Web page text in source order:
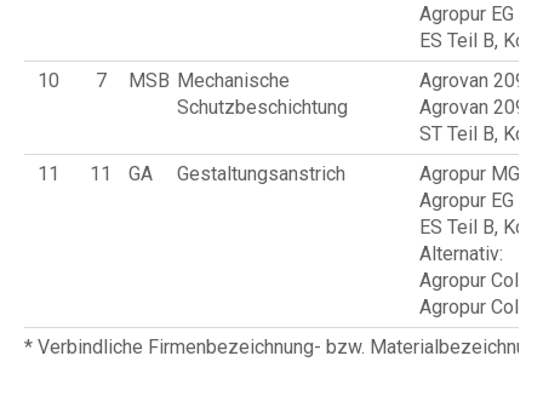
Agropur EG
ES Teil B,
10
7 MSB Mechanische
Schutzbeschichtung
Agrovan 209
Agrovan 209
ST Teil B,
11
11 GA Gestaltungsanstrich
Agropur MG –
Agropur EG
ES Teil B,
Alternativ:
Agropur Color
Agropur Color
* Verbindliche Firmenbezeichnung- bzw.